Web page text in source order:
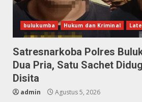
bulukumba Hukum dan Kriminal
Satresnarkoba Polres
Dua Pria, Satu Sachet
Disita
admin Agustus 5, 2026